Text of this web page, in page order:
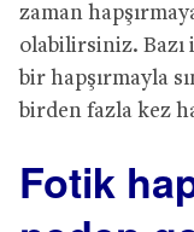
zaman
olabilirsiniz. Bazı
bir hapşırmayla
birden fazla kez
Fotik